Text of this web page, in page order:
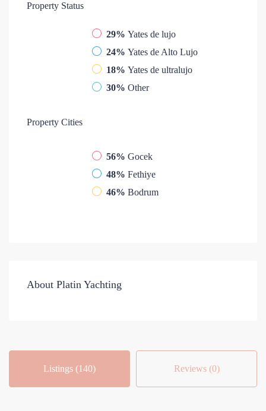
Property Status
29% Yates de lujo
24% Yates de Alto Lujo
18% Yates de ultralujo
30% Other
Property Cities
56% Gocek
48% Fethiye
46% Bodrum
About Platin Yachting
Listings (140) Reviews (0)